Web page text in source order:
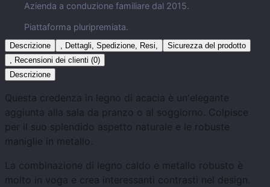
Azienda a conduzione familiare dal 2015.
Piattaforma pluripremiata.
Descrizione , Dettagli, Spedizione, Resi,
Sicurezza del prodotto
, Recensioni dei clienti (0)
Descrizione
Questa credenza in legno di acacia è un'elegante
aggiunta alla sala da pranzo o al soggiorno. Colpisce
per il suo splendido aspetto naturale e le robuste
maniglie in metallo.
La combinazione di legno caldo e metallo robusto è
molto in voga e crea interessanti contrasti nel design.